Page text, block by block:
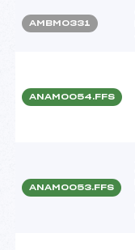
AMBM0331
ANAM0054.FFS
ANAM0053.FFS